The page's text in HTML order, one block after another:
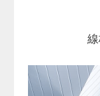
線